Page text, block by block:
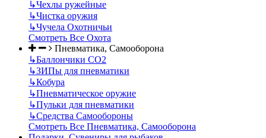
↳Чехлы ружейные
↳Чистка оружия
↳Чучела Охотничьи
Смотреть Все Охота
Пневматика, Самооборона
↳Баллончики CO2
↳ЗИПы для пневматики
↳Кобура
↳Пневматическое оружие
↳Пульки для пневматики
↳Средства Самообороны
Смотреть Все Пневматика, Самооборона